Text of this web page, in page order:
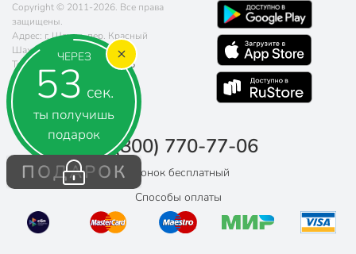
ЧЕРЕЗ
52 сек.
ты получишь
подарок
ПОДАРОК
Copyright © 2011-2026. Все права
защищены.
Адрес: г. Шахты, пер. Красный
Шахтёр, д. 78
Телефон:
8 (800) 770-77-06
Почта:sales@poryadok.ru
8 (800) 770-77-06
Звонок бесплатный
Способы оплаты